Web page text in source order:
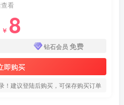
看
￥ 8
钻石会员 免费
即购买
！建议登陆后购买，可保存购买订单